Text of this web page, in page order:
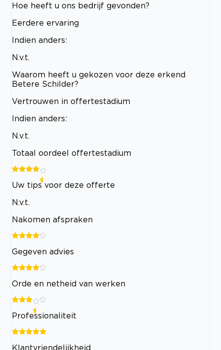
Hoe heeft u ons bedrijf gevonden?
Eerdere ervaring
Indien anders:
N.v.t.
Waarom heeft u gekozen voor deze erkend
Betere Schilder?
Vertrouwen in offertestadium
Indien anders:
N.v.t.
Totaal oordeel offertestadium
Uw tips voor deze offerte
N.v.t.
Nakomen afspraken
Gegeven advies
Orde en netheid van werken
Professionaliteit
Klantvriendelijkheid